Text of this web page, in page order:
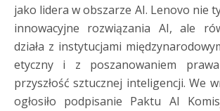
jako lidera w obszarze AI. Lenovo nie
innowacyjne rozwiązania AI, ale
działa z instytucjami
etyczny i z poszanowaniem prawa
przyszłość sztucznej inteligencji. We
ogłosiło podpisanie Paktu AI